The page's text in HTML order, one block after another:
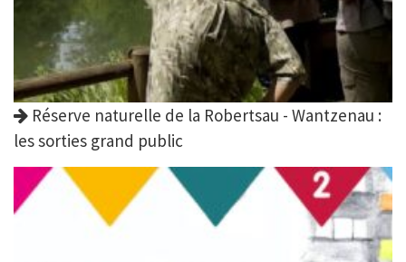
Réserve naturelle de la Robertsau - Wantzenau :
les sorties grand public